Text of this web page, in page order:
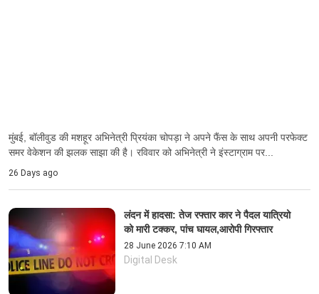
मुंबई, बॉलीवुड की मशहूर अभिनेत्री प्रियंका चोपड़ा ने अपने फैंस के साथ अपनी परफेक्ट
समर वेकेशन की झलक साझा की है। रविवार को अभिनेत्री ने इंस्टाग्राम पर...
26 Days ago
लंदन में हादसा: तेज रफ्तार कार ने पैदल यात्रियो
को मारी टक्कर, पांच घायल,आरोपी गिरफ्तार
28 June 2026 7:10 AM
Digital Desk